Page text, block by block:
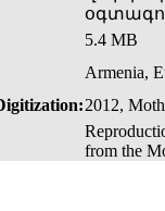
5.4 MB
Armenia,
2012,
from the